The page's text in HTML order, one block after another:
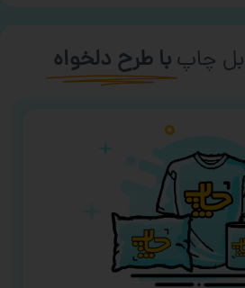
چاپ با طرح دلخواه